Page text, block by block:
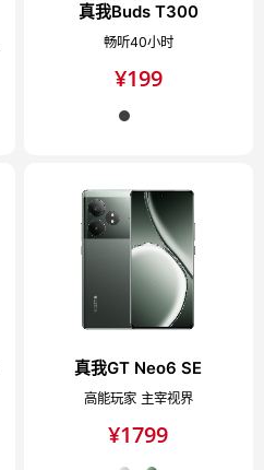
真我Buds T300
畅听40小时
¥199
真我GT Neo6 SE
高能玩家 主宰视界
¥1799